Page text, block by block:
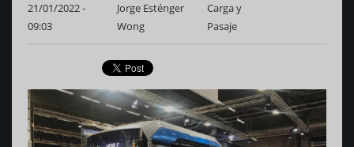
21/01/2022 -
09:03
Jorge Esténger
Wong
Carga y
Pasaje